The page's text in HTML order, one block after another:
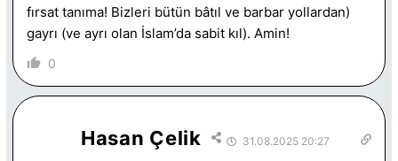
fırsat tanıma! Bizleri bütün bâtıl ve barbar yollardan)
gayrı (ve ayrı olan İslam’da sabit kıl). Amin!
0
Hasan Çelik 31.08.2025 20:27